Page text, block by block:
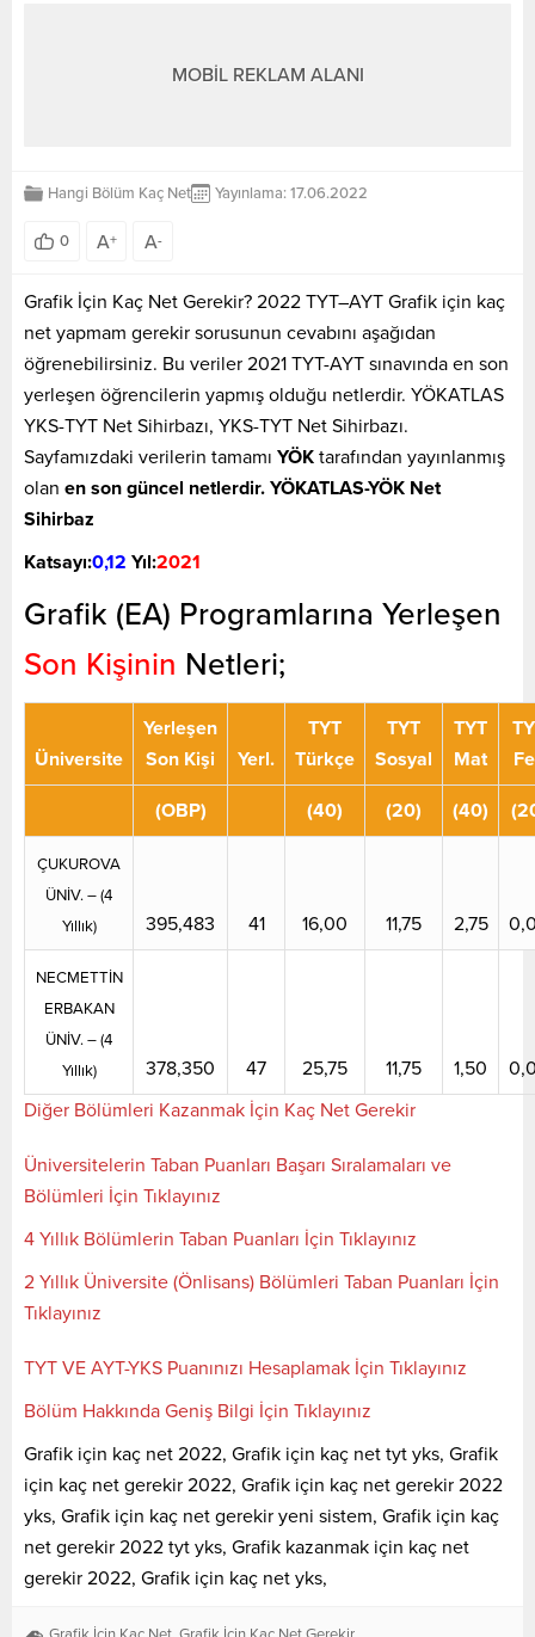
MOBİL REKLAM ALANI
Hangi Bölüm Kaç Net Yayınlama: 17.06.2022
0 A+ A-
Grafik İçin Kaç Net Gerekir? 2022 TYT–AYT Grafik için kaç
net yapmam gerekir sorusunun cevabını aşağıdan
öğrenebilirsiniz. Bu veriler 2021 TYT-AYT sınavında en son
yerleşen öğrencilerin yapmış olduğu netlerdir. YÖKATLAS
YKS-TYT Net Sihirbazı, YKS-TYT Net Sihirbazı.
Sayfamızdaki verilerin tamamı YÖK tarafından yayınlanmış
olan en son güncel netlerdir. YÖKATLAS-YÖK Net
Sihirbaz
Katsayı:0,12 Yıl:2021
Grafik (EA) Programlarına Yerleşen
Son Kişinin Netleri;
Üniversite
Yerleşen
Son Kişi
Yerl.
TYT
Türkçe
TYT
Sosyal
TYT
Mat
(OBP) (40) (20) (40)
ÇUKUROVA
ÜNİV. – (4
Yıllık)
395,483 41 16,00 11,75 2,75
NECMETTİN
ERBAKAN
ÜNİV. –(4
Yıllık)
378,350 47 25,75 11,75 1,50
Diğer Bölümleri Kazanmak İçin Kaç Net Gerekir
Üniversitelerin Taban Puanları Başarı Sıralamaları ve
Bölümleri İçin Tıklayınız
4 Yıllık Bölümlerin Taban Puanları İçin Tıklayınız
2 Yıllık Üniversite (Önlisans) Bölümleri Taban Puanları İçin
Tıklayınız
TYT VE AYT-YKS Puanınızı Hesaplamak İçin Tıklayınız
Bölüm Hakkında Geniş Bilgi İçin Tıklayınız
Grafik için kaç net 2022, Grafik için kaç net tyt yks, Grafik
için kaç net gerekir 2022, Grafik için kaç net gerekir 2022
yks, Grafik için kaç net gerekir yeni sistem, Grafik için kaç
net gerekir 2022 tyt yks, Grafik kazanmak için kaç net
gerekir 2022, Grafik için kaç net yks,